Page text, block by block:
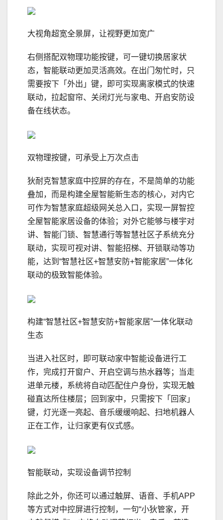
大视角超宽全景屏，让视野更加宽广
右侧搭配双物理功能按键，可一键切换居家状
态，智能联动更加灵活高效。在出门匆忙时，只
需要按下「外出」键，即可实现离家模式的快速
联动，拉起窗帘、关闭灯光与家电、开启安防设
备在线状态。
双物理按键，可承受上万次点击
狄耐克智慧家庭中控屏的存在，不是简单的功能
叠加，而是构建全屋智能新生态的核心，对内它
可作为智慧家庭超级网关总入口，实现一屏智控
全屋智能家居设备的体验；对外它能够与楼宇对
讲、智能门锁、智慧通行等智慧社区子系统充分
联动，实现可视对讲、智能招梯、开锁联动等功
能，达到“智慧社区+智慧安防+智能家居”一体化
联动的极致智能体验。
构建“智慧社区+智慧安防+智能家居”一体化联动
生态
当进入社区时，即可联动家中智能设备进行工
作，完成打开窗户、开启空调与热水器等；当走
进单元楼，系统将自动匹配住户身份，实现无触
碰直达所住楼层；回到家中，只需按下「回家」
键，灯光逐一亮起、音乐缓缓响起、扫地机器人
正在工作，让归家更有仪式感。
智能联动，实现设备调节控制
除此之外，你还可以通过触屏、语音、手机APP
等方式对中控屏进行控制，一句“小狄管家，开